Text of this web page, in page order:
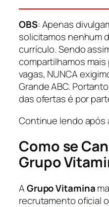
OBS: Apenas
solicitamos nenhum
currículo. Sendo
compartilhamos
vagas, NUNCA
Grande ABC.
das ofertas é por
Continue lendo após
Como se
Grupo
AGrupo Vitamina
recrutamento oficial